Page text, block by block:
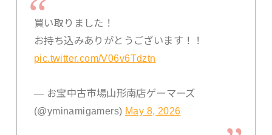
買い取りました！
お持ち込みありがとうございます！！
pic.twitter.com/V06v6Tdztn
— お宝中古市場山形南店ゲーマーズ
(@yminamigamers) May 8, 2026